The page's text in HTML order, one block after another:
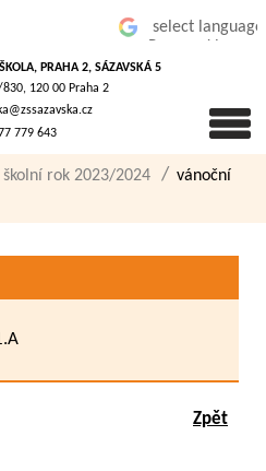
PRAHA 2, SÁZAVSKÁ 5
830, 120 00 Praha 2
779 643
školní rok 2023/2024
vánoční
Zpět